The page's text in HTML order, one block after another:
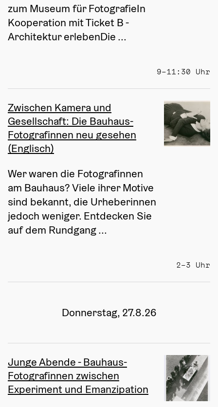
zum Museum für FotografieIn
Kooperation mit Ticket B -
Architektur erlebenDie ...
9–11:30 Uhr
Zwischen Kamera und
Gesellschaft: Die Bauhaus-
Fotografinnen neu gesehen
(Englisch)
Wer waren die Fotografinnen
am Bauhaus? Viele ihrer Motive
sind bekannt, die Urheberinnen
jedoch weniger. Entdecken Sie
auf dem Rundgang ...
2–3 Uhr
Donnerstag, 27.8.26
Junge Abende - Bauhaus-
Fotografinnen zwischen
Experiment und Emanzipation